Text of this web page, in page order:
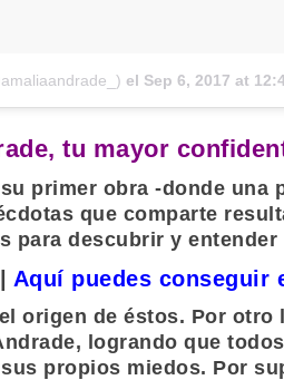
el Sep 6, 2017 at 12:49
tu mayor
primer obra -donde
que comparte
para descubrir y entender
Aquí puedes conseguir
origen de éstos. Por
, logrando que
propios miedos. Por